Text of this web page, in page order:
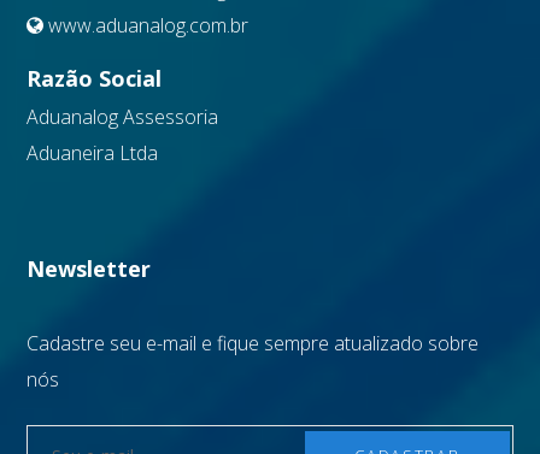
www.aduanalog.com.br
Razão Social
Aduanalog Assessoria
Aduaneira Ltda
Newsletter
Cadastre seu e-mail e fique sempre atualizado sobre
nós